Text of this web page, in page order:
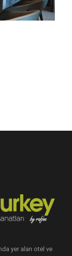
yer alan otel ve